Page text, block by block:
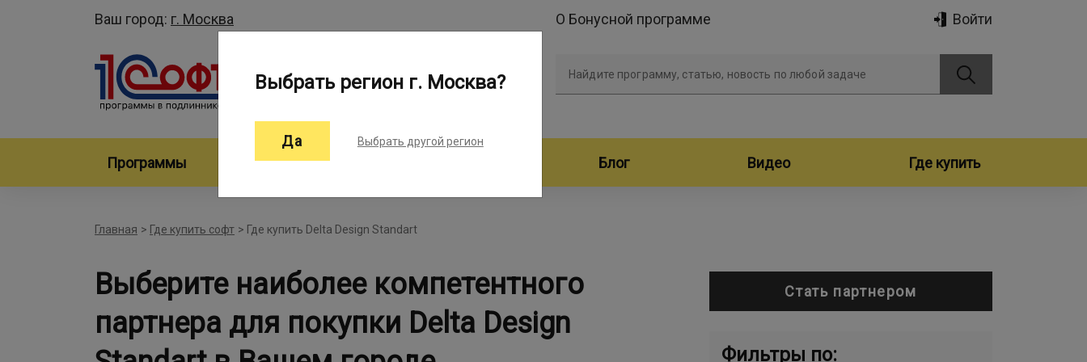
Ваш город: г. Москва Войти
О Бонусной программе
Найдите программу, статью, новость по любой задаче
Программы Производители программ Блог Видео Где купить
Главная > Где купить софт > Где купить Delta Design Standart
Выберите наиболее компетентного
партнера для покупки Delta Design
Стать партнером
Фильтры по:
Выбрать регион г. Москва?
Да Выбрать другой регион